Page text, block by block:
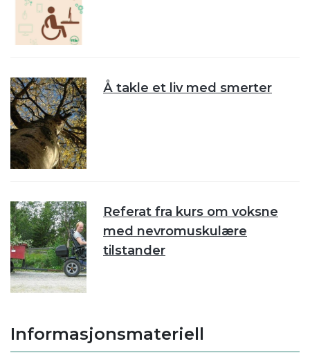
Å takle et liv med smerter
Referat fra kurs om voksne
med nevromuskulære
tilstander
Informasjonsmateriell